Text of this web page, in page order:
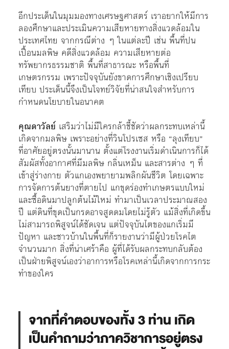
อีกประเด็นในมุมมองทางเศรษฐศาสตร์ เราอยากให้มีการ
ลองศึกษาและประเมินความเสียหายทางสิ่งแวดล้อมใน
ประเทศไทย จากกรณีต่าง ๆ ในแต่ละปี เช่น พื้นที่ปน
เปื้อนมลพิษ คดีสิ่งแวดล้อม ความเสียหายต่อ
ทรัพยากรธรรมชาติ พื้นที่สาธารณะ หรือพื้นที่
เกษตรกรรม เพราะปัจจุบันยังขาดการศึกษาเชิงเปรียบ
เทียบ ประเด็นนี้จึงเป็นโจทย์วิจัยที่น่าสนใจสำหรับการ
กำหนดนโยบายในอนาคต
คุณดาวัลย์ เสริมว่าไม่มีใครกล้าชี้ชัดว่าผลกระทบเหล่านี้
เกิดจากมลพิษ เพราะอย่างที่วินโปรเซส หรือ “ลุงเทียบ”
ที่อาศัยอยู่ตรงนั้นมานาน ตั้งแต่โรงงานเริ่มดำเนินการก็ได้
สัมผัสทั้งอากาศที่มีมลพิษ กลิ่นเหม็น และสารต่าง ๆ ที่
เข้าสู่ร่างกาย ตัวแกเองพยายามพลิกผันชีวิต โดยเฉพาะ
การจัดการต้นยางที่ตายไป แกขุดร่องทำเกษตรแบบใหม่
และซื้อดินมาปลูกต้นไม้ใหม่ ทำมาเป็นเวลาประมาณสอง
ปี แต่ดินที่ขุดเป็นกรดอาจสูดดมโดยไม่รู้ตัว แม้สิ่งที่เกิดขึ้น
ไม่สามารถพิสูจน์ได้ชัดเจน แต่ปัจจุบันไตของแกเริ่มมี
ปัญหา และชาวบ้านในพื้นที่ก็รายงานว่ามีผู้ป่วยโรคไต
จำนวนมาก สิ่งที่น่าเศร้าคือ ผู้ที่ได้รับผลกระทบกลับต้อง
เป็นฝ่ายพิสูจน์เองว่าอาการหรือโรคเหล่านี้เกิดจากการกระ
ทำของใคร
จากที่คำตอบของทั้ง 3 ท่าน เกิด
เป็นคำถามว่าภาควิชาการอยู่ตรง